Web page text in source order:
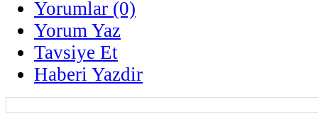
Yorumlar (0)
Yorum Yaz
Tavsiye Et
Haberi Yazdir